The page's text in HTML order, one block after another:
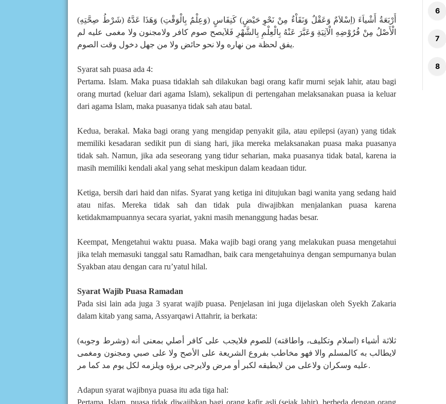
(شَرْطُ صِحَّتِهِ) أَرْبَعَةُ أَشْياَءَ (اِسْلاَمٌ وَعَقْلٌ وَنَقَاْءٌ مِنْ نَحْوِ حَيْضٍ) كَنِفَاسٍ (وَعِلْمٌ بِالْوَقْتِ) وَهَذَا عَدَّهُ
الْأَصْلُ مِنْ فُرُوْضِهِ الْآتِيَةِ وَعَبَّرَ عَنْهُ بِالْعِلْمِ بِالشَّهْرِ فَلاَيصح صوم كافر ولامجنون ولا مغمى عليه لم
يفق لحظة من نهاره ولا نحو حائض ولا من جهل دخول وقت الصوم.
Syarat sah puasa ada 4:
Pertama. Islam. Maka puasa tidaklah sah dilakukan bagi orang kafir murni sejak lahir, atau bagi
orang murtad (keluar dari agama Islam), sekalipun di pertengahan melaksanakan puasa ia keluar
dari agama Islam, maka puasanya tidak sah atau batal.
Kedua, berakal. Maka bagi orang yang mengidap penyakit gila, atau epilepsi (ayan) yang tidak
memiliki kesadaran sedikit pun di siang hari, jika mereka melaksanakan puasa maka puasanya
tidak sah. Namun, jika ada seseorang yang tidur seharian, maka puasanya tidak batal, karena ia
masih memiliki kendali akal yang sehat meskipun dalam keadaan tidur.
Ketiga, bersih dari haid dan nifas. Syarat yang ketiga ini ditujukan bagi wanita yang sedang haid
atau nifas. Mereka tidak sah dan tidak pula diwajibkan menjalankan puasa karena
ketidakmampuannya secara syariat, yakni masih menanggung hadas besar.
Keempat, Mengetahui waktu puasa. Maka wajib bagi orang yang melakukan puasa mengetahui
jika telah memasuki tanggal satu Ramadhan, baik cara mengetahuinya dengan sempurnanya bulan
Syakban atau dengan cara ru’yatul hilal.
Syarat Wajib Puasa Ramadan
Pada sisi lain ada juga 3 syarat wajib puasa. Penjelasan ini juga dijelaskan oleh Syekh Zakaria
dalam kitab yang sama, Assyarqawi Attahrir, ia berkata:
(وشرط وجوبه) ثلاثة أشياء (اسلام وتكليف، واطاقته) للصوم فلايجب على كافر أصلي بمعنى أنه
لايطالب به كالمسلم والا فهو مخاطب بفروع الشريعة على الأصح ولا على صبي ومجنون ومغمى
عليه وسكران ولاعلى من لايطيقه لكبر أو مرض ولايرجى برؤه ويلزمه لكل يوم مد كما مر.
Adapun syarat wajibnya puasa itu ada tiga hal:
Pertama, Islam, puasa tidak diwajibkan bagi orang kafir asli (sejak lahir), berbeda dengan orang